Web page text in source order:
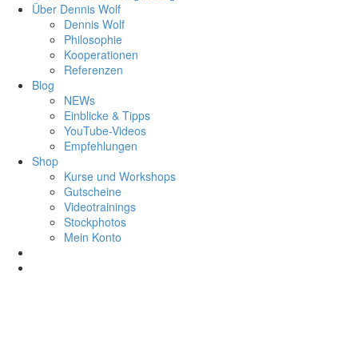
Über Dennis Wolf
Dennis Wolf
Philosophie
Kooperationen
Referenzen
Blog
NEWs
Einblicke & Tipps
YouTube-Videos
Empfehlungen
Shop
Kurse und Workshops
Gutscheine
Videotrainings
Stockphotos
Mein Konto